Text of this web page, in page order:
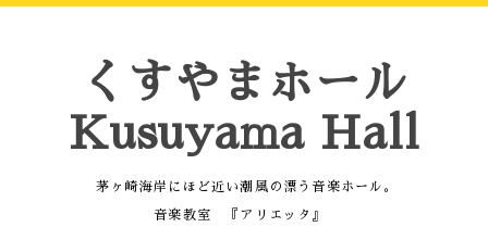
くすやまホール
Kusuyama Hall
茅ヶ崎海岸にほど近い潮風の漂う音楽ホール。
音楽教室 『アリエッタ』